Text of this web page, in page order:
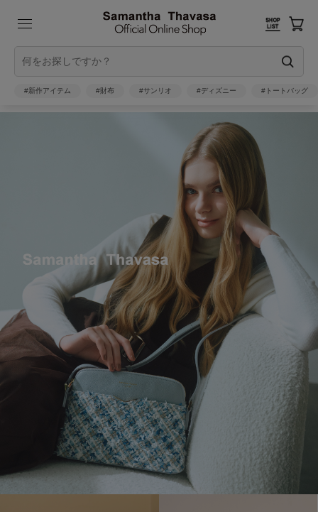
#新作アイテム #財布 #サンリオ #ディズニー #トートバッグ